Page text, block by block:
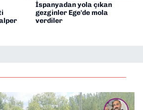
İspanyadan yola çıkan
gezginler Ege'de mola
verdiler